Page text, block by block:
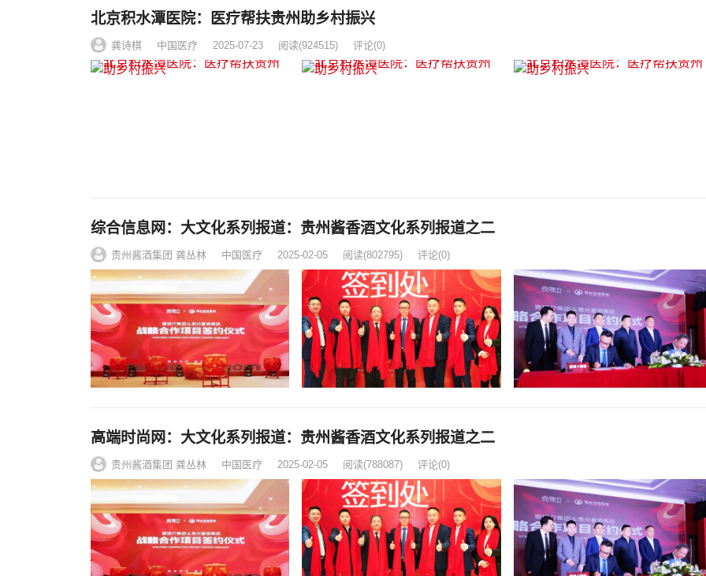
北京积水潭医院：医疗帮扶贵州助乡村振兴
龚诗棋 中国医疗 2025-07-23 阅读(924515) 评论(0)
综合信息网：大文化系列报道：贵州酱香酒文化系列报道之二
贵州酱酒集团 龚丛林 中国医疗 2025-02-05 阅读(802795) 评论(0)
高端时尚网：大文化系列报道：贵州酱香酒文化系列报道之二
贵州酱酒集团 龚丛林 中国医疗 2025-02-05 阅读(788087) 评论(0)